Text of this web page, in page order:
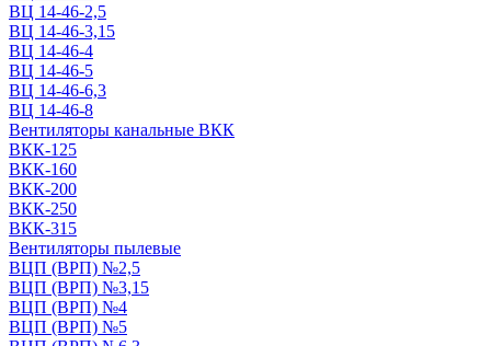
ВЦ 14-46-2,5
ВЦ 14-46-3,15
ВЦ 14-46-4
ВЦ 14-46-5
ВЦ 14-46-6,3
ВЦ 14-46-8
Вентиляторы канальные ВКК
ВКК-125
ВКК-160
ВКК-200
ВКК-250
ВКК-315
Вентиляторы пылевые
ВЦП (ВРП) №2,5
ВЦП (ВРП) №3,15
ВЦП (ВРП) №4
ВЦП (ВРП) №5